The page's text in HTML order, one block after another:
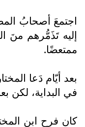
اجتمعَ أصحابُ
إليه تَذَمُّرهم منَ
ممتعضًا.
بعد أيّام دَعا
في البداية، لكن
كان فرح ابنِ